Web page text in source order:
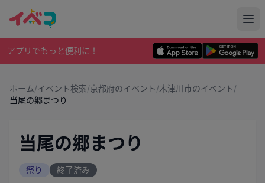
アプリでもっと便利に！
ホーム/イベント検索/京都府のイベント/木津川市のイベント/
当尾の郷まつり
当尾の郷まつり
祭り 終了済み